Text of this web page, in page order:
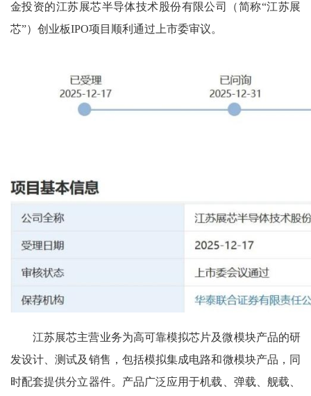
金投资的江苏展芯半导体技术股份有限公司（简称“江苏展
芯”）创业板IPO项目顺利通过上市委审议。
江苏展芯主营业务为高可靠模拟芯片及微模块产品的研
发设计、测试及销售，包括模拟集成电路和微模块产品，同
时配套提供分立器件。产品广泛应用于机载、弹载、舰载、